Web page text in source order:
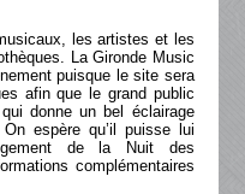
les artistes et les
La Gironde Music
puisque le site sera
afin que le grand public
donne un bel éclairage
espère qu’il puisse lui
de la Nuit des
complémentaires